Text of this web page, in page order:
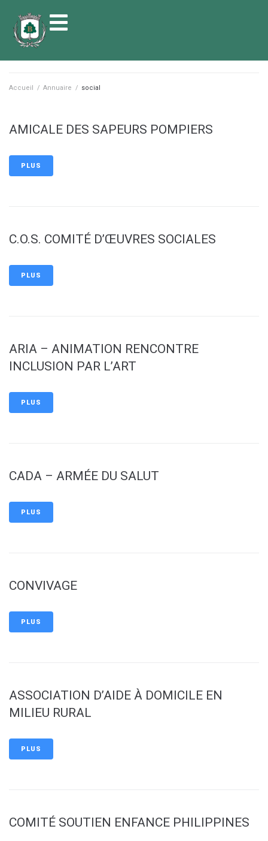
principal
Accueil / Annuaire / social
AMICALE DES SAPEURS POMPIERS
PLUS
C.O.S. COMITÉ D’ŒUVRES SOCIALES
PLUS
ARIA – ANIMATION RENCONTRE
INCLUSION PAR L’ART
PLUS
CADA – ARMÉE DU SALUT
PLUS
CONVIVAGE
PLUS
ASSOCIATION D’AIDE À DOMICILE EN
MILIEU RURAL
PLUS
COMITÉ SOUTIEN ENFANCE PHILIPPINES